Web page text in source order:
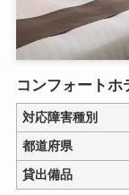
コンフォートホ
対応障害種別
都道府県
貸出備品